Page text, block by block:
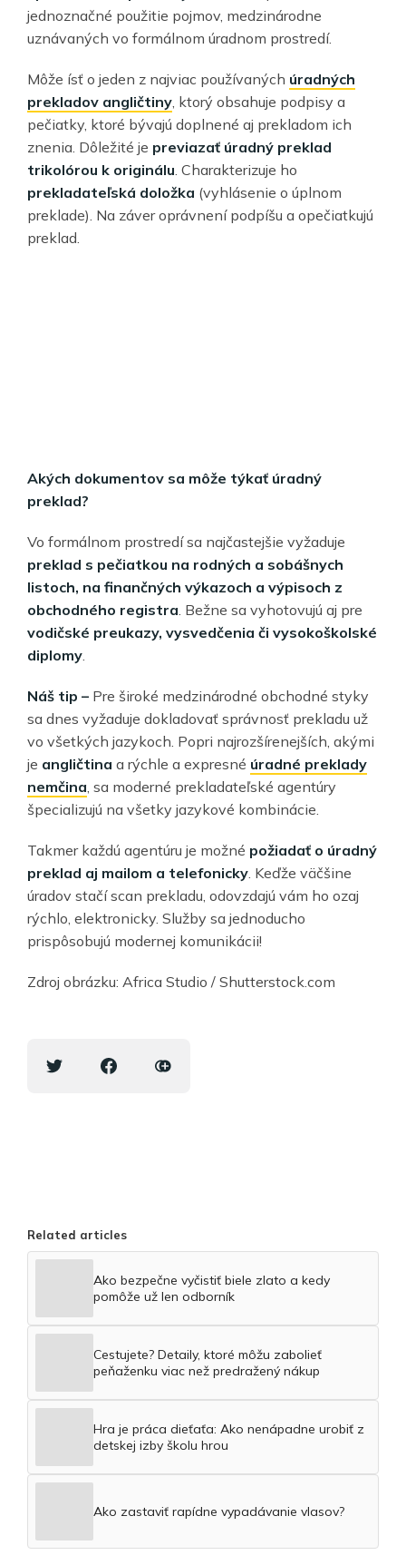
jednoznačné použitie pojmov, medzinárodne
uznávaných vo formálnom úradnom prostredí.
Môže ísť o jeden z najviac používaných úradných
prekladov angličtiny, ktorý obsahuje podpisy a
pečiatky, ktoré bývajú doplnené aj prekladom ich
znenia. Dôležité je previazať úradný preklad
trikolórou k originálu. Charakterizuje ho
prekladateľská doložka (vyhlásenie o úplnom
preklade). Na záver oprávnení podpíšu a opečiatkujú
preklad.
Akých dokumentov sa môže týkať úradný
preklad?
Vo formálnom prostredí sa najčastejšie vyžaduje
preklad s pečiatkou na rodných a sobášnych
listoch, na finančných výkazoch a výpisoch z
obchodného registra. Bežne sa vyhotovujú aj pre
vodičské preukazy, vysvedčenia či vysokoškolské
diplomy.
Náš tip – Pre široké medzinárodné obchodné styky
sa dnes vyžaduje dokladovať správnosť prekladu už
vo všetkých jazykoch. Popri najrozšírenejších, akými
je angličtina a rýchle a expresné úradné preklady
nemčina, sa moderné prekladateľské agentúry
špecializujú na všetky jazykové kombinácie.
Takmer každú agentúru je možné požiadať o úradný
preklad aj mailom a telefonicky. Keďže väčšine
úradov stačí scan prekladu, odovzdajú vám ho ozaj
rýchlo, elektronicky. Služby sa jednoducho
prispôsobujú modernej komunikácii!
Zdroj obrázku: Africa Studio / Shutterstock.com
Related articles
Ako bezpečne vyčistiť biele zlato a kedy
pomôže už len odborník
Cestujete? Detaily, ktoré môžu zabolieť
peňaženku viac než predražený nákup
Hra je práca dieťaťa: Ako nenápadne urobiť z
detskej izby školu hrou
Ako zastaviť rapídne vypadávanie vlasov?